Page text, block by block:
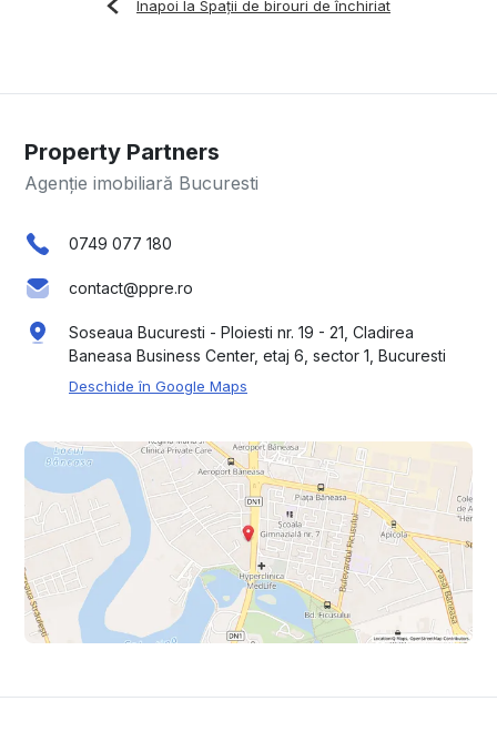
Înapoi la Spații de birouri de închiriat
Property Partners
Agenție imobiliară Bucuresti
0749 077 180
contact@ppre.ro
Soseaua Bucuresti - Ploiesti nr. 19 - 21, Cladirea
Baneasa Business Center, etaj 6, sector 1, Bucuresti
Deschide în Google Maps